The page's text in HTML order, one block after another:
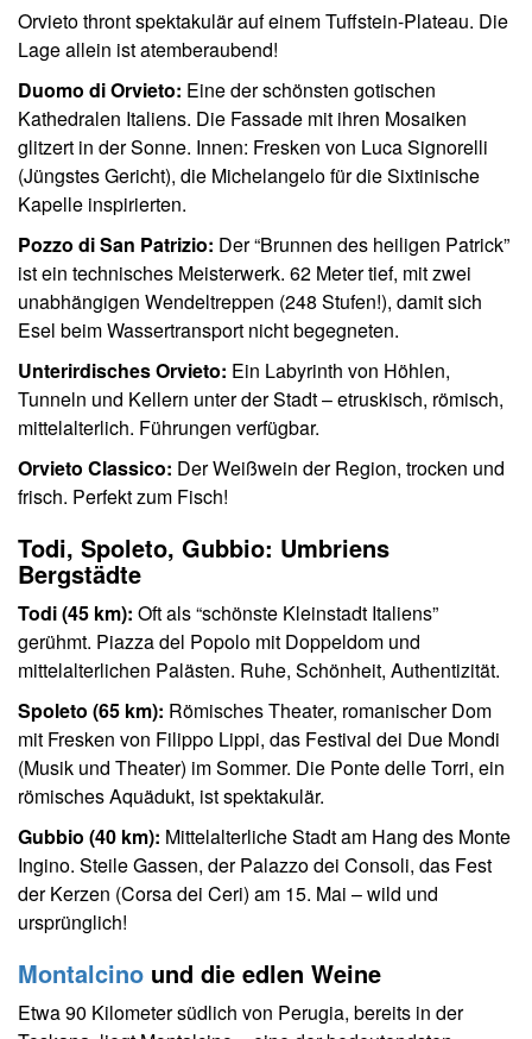
Orvieto thront spektakulär auf einem Tuffstein-Plateau. Die
Lage allein ist atemberaubend!
Duomo di Orvieto: Eine der schönsten gotischen
Kathedralen Italiens. Die Fassade mit ihren Mosaiken
glitzert in der Sonne. Innen: Fresken von Luca Signorelli
(Jüngstes Gericht), die Michelangelo für die Sixtinische
Kapelle inspirierten.
Pozzo di San Patrizio: Der “Brunnen des heiligen Patrick”
ist ein technisches Meisterwerk. 62 Meter tief, mit zwei
unabhängigen Wendeltreppen (248 Stufen!), damit sich
Esel beim Wassertransport nicht begegneten.
Unterirdisches Orvieto: Ein Labyrinth von Höhlen,
Tunneln und Kellern unter der Stadt – etruskisch, römisch,
mittelalterlich. Führungen verfügbar.
Orvieto Classico: Der Weißwein der Region, trocken und
frisch. Perfekt zum Fisch!
Todi, Spoleto, Gubbio: Umbriens
Bergstädte
Todi (45 km): Oft als “schönste Kleinstadt Italiens”
gerühmt. Piazza del Popolo mit Doppeldom und
mittelalterlichen Palästen. Ruhe, Schönheit, Authentizität.
Spoleto (65 km): Römisches Theater, romanischer Dom
mit Fresken von Filippo Lippi, das Festival dei Due Mondi
(Musik und Theater) im Sommer. Die Ponte delle Torri, ein
römisches Aquädukt, ist spektakulär.
Gubbio (40 km): Mittelalterliche Stadt am Hang des Monte
Ingino. Steile Gassen, der Palazzo dei Consoli, das Fest
der Kerzen (Corsa dei Ceri) am 15. Mai – wild und
ursprünglich!
Montalcino und die edlen Weine
Etwa 90 Kilometer südlich von Perugia, bereits in der